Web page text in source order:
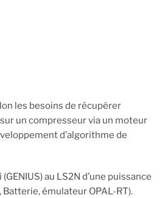
les besoins de récupérer
un compresseur via un moteur
d’algorithme de
au LS2N d’une puissance
émulateur OPAL-RT).